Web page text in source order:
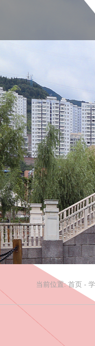
当前位置:首页 -